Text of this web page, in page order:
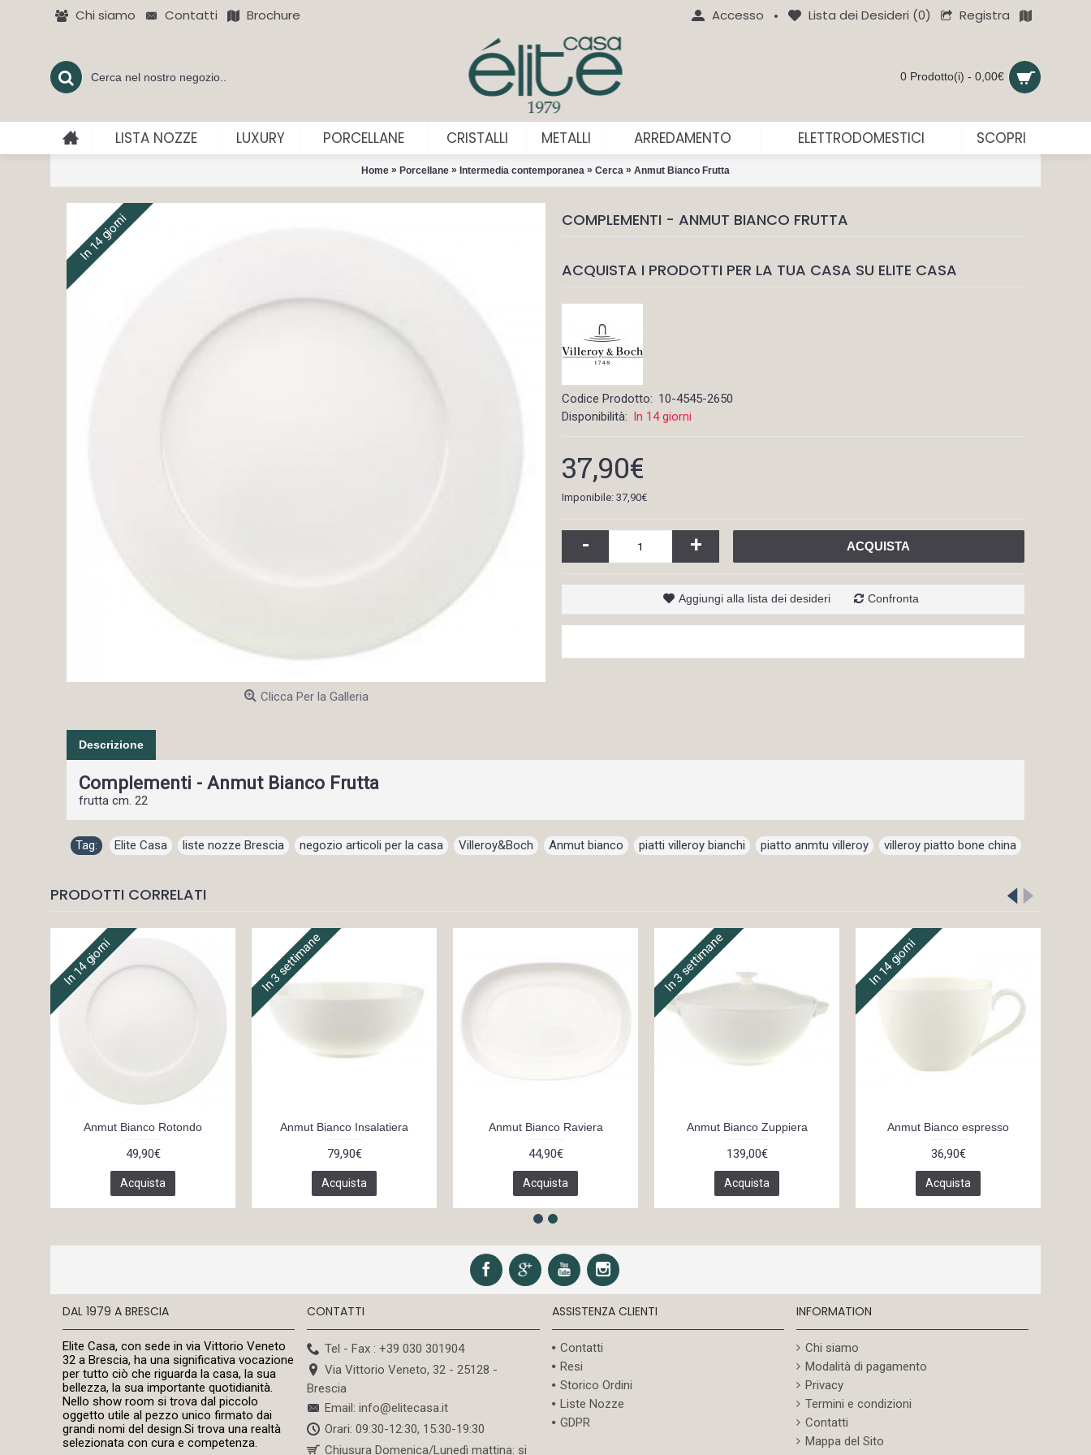
Chi siamo Contatti Brochure Accesso • Lista dei Desideri (0) Registra
0 Prodotto(i) - 0,00€
LISTA NOZZE LUXURY PORCELLANE CRISTALLI METALLI ARREDAMENTO ELETTRODOMESTICI SCOPRI
Home » Porcellane » Intermedia contemporanea » Cerca » Anmut Bianco Frutta
In 14 giorni
Clicca Per la Galleria
COMPLEMENTI - ANMUT BIANCO FRUTTA
ACQUISTA I PRODOTTI PER LA TUA CASA SU ELITE CASA
Codice Prodotto: 10-4545-2650
Disponibilità: In 14 giorni
37,90€
Imponibile: 37,90€
- + ACQUISTA
Aggiungi alla lista dei desideri Confronta
Descrizione
Complementi - Anmut Bianco Frutta
frutta cm. 22
Tag: Elite Casa , liste nozze Brescia , negozio articoli per la casa , Villeroy&Boch , Anmut bianco , piatti villeroy bianchi , piatto anmtu villeroy , villeroy piatto bone china
PRODOTTI CORRELATI
In 14 giorni
Anmut Bianco Rotondo
49,90€
Acquista
In 3 settimane
Anmut Bianco Insalatiera
79,90€
Acquista
Anmut Bianco Raviera
44,90€
Acquista
In 3 settimane
Anmut Bianco Zuppiera
139,00€
Acquista
In 14 giorni
Anmut Bianco espresso
36,90€
Acquista
DAL 1979 A BRESCIA
Elite Casa, con sede in via Vittorio Veneto
32 a Brescia, ha una significativa vocazione
per tutto ciò che riguarda la casa, la sua
bellezza, la sua importante quotidianità.
Nello show room si trova dal piccolo
oggetto utile al pezzo unico firmato dai
grandi nomi del design.Si trova una realtà
selezionata con cura e competenza.
CONTATTI
Tel - Fax : +39 030 301904
Via Vittorio Veneto, 32 - 25128 -
Brescia
Email: info@elitecasa.it
Orari: 09:30-12:30, 15:30-19:30
Chiusura Domenica/Lunedì mattina: si
ASSISTENZA CLIENTI
Contatti
Resi
Storico Ordini
Liste Nozze
GDPR
INFORMATION
Chi siamo
Modalità di pagamento
Privacy
Termini e condizioni
Contatti
Mappa del Sito